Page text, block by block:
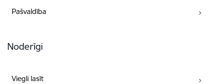
Pašvaldība
Noderīgi
Viegli lasīt